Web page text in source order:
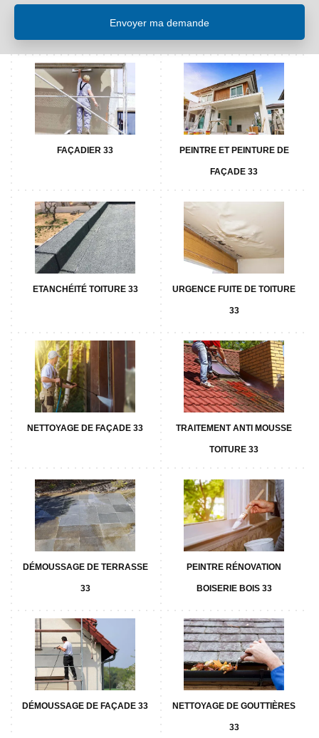
FAÇADIER 33 PEINTRE ET PEINTURE DE
FAÇADE 33
ETANCHÉITÉ TOITURE 33 URGENCE FUITE DE TOITURE
33
NETTOYAGE DE FAÇADE 33 TRAITEMENT ANTI MOUSSE
TOITURE 33
DÉMOUSSAGE DE TERRASSE
33
PEINTRE RÉNOVATION
BOISERIE BOIS 33
DÉMOUSSAGE DE FAÇADE 33 NETTOYAGE DE GOUTTIÈRES
33